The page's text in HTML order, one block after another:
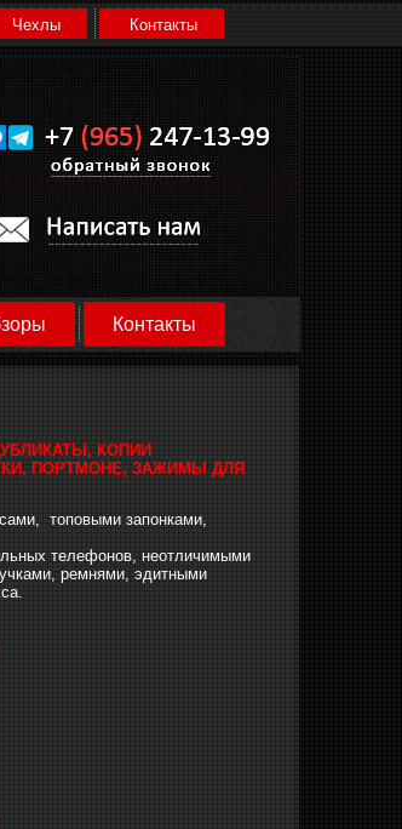
Чехлы Контакты
Контакты
КОПИИ
ПОРТМОНЕ, ЗАЖИМЫ ДЛЯ
топовыми запонками,
телефонов, неотличимыми
ремнями, эдитными